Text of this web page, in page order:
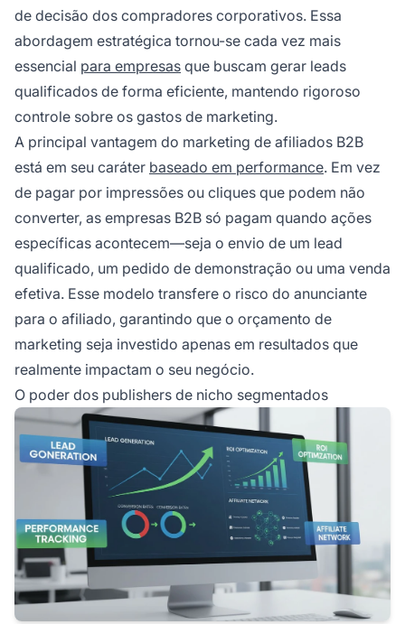
de decisão dos compradores corporativos. Essa
abordagem estratégica tornou-se cada vez mais
essencial para empresas que buscam gerar leads
qualificados de forma eficiente, mantendo rigoroso
controle sobre os gastos de marketing.
A principal vantagem do marketing de afiliados B2B
está em seu caráter baseado em performance. Em vez
de pagar por impressões ou cliques que podem não
converter, as empresas B2B só pagam quando ações
específicas acontecem—seja o envio de um lead
qualificado, um pedido de demonstração ou uma venda
efetiva. Esse modelo transfere o risco do anunciante
para o afiliado, garantindo que o orçamento de
marketing seja investido apenas em resultados que
realmente impactam o seu negócio.
O poder dos publishers de nicho segmentados